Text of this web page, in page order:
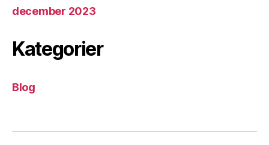
december 2023
Kategorier
Blog